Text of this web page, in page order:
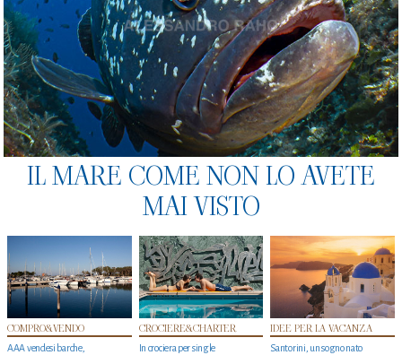
IL MARE COME NON LO AVETE
MAI VISTO
COMPRO&VENDO
AAA vendesi barche,
CROCIERE&CHARTER
In crociera per single
IDEE PER LA VACANZA
Santorini, un sogno nato